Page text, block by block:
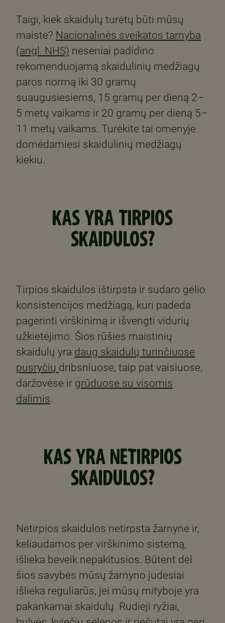
Taigi, kiek skaidulų turėtų būti mūsų
maiste? Nacionalinės sveikatos tarnyba
(angl. NHS) neseniai padidino
rekomenduojamą skaidulinių medžiagų
paros normą iki 30 gramų
suaugusiesiems, 15 gramų per dieną 2–
5 metų vaikams ir 20 gramų per dieną 5–
11 metų vaikams. Turėkite tai omenyje
domėdamiesi skaidulinių medžiagų
kiekiu.
KAS YRA TIRPIOS
SKAIDULOS?
Tirpios skaidulos ištirpsta ir sudaro gelio
konsistencijos medžiagą, kuri padeda
pagerinti virškinimą ir išvengti vidurių
užkietėjimo. Šios rūšies maistinių
skaidulų yra daug skaidulų turinčiuose
pusryčių dribsniuose, taip pat vaisiuose,
daržovėse ir grūduose su visomis
dalimis.
KAS YRA NETIRPIOS
SKAIDULOS?
Netirpios skaidulos netirpsta žarnyne ir,
keliaudamos per virškinimo sistemą,
išlieka beveik nepakitusios. Būtent dėl
šios savybės mūsų žarnyno judesiai
išlieka reguliarūs, jei mūsų mityboje yra
pakankamai skaidulų. Rudieji ryžiai,